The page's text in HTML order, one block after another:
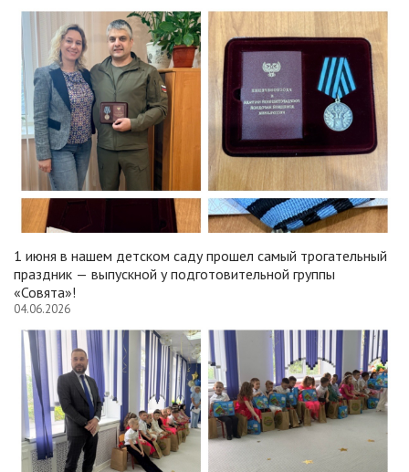
1 июня в нашем детском саду прошел самый трогательный
праздник — выпускной у подготовительной группы
«Совята»!
04.06.2026